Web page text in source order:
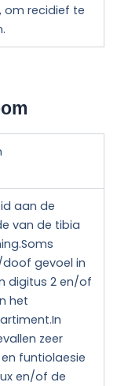
om recidief te
aan de
van de tibia
gevoel in
digitus 2 en/of
het
zeer
funtiolaesie
en/of de